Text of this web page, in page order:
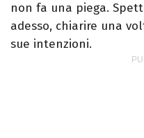
non fa una piega.
adesso, chiarire una
sue intenzioni.